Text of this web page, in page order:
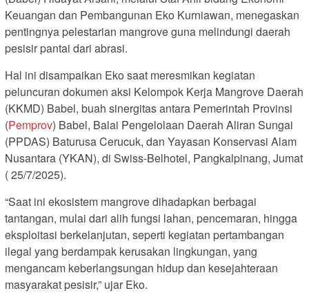
Keuangan dan Pembangunan Eko Kurniawan, menegaskan
pentingnya pelestarian mangrove guna melindungi daerah
pesisir pantai dari abrasi.
Hal ini disampaikan Eko saat meresmikan kegiatan
peluncuran dokumen aksi Kelompok Kerja Mangrove Daerah
(KKMD) Babel, buah sinergitas antara Pemerintah Provinsi
(Pemprov) Babel, Balai Pengelolaan Daerah Aliran Sungai
(PPDAS) Baturusa Cerucuk, dan Yayasan Konservasi Alam
Nusantara (YKAN), di Swiss-Belhotel, Pangkalpinang, Jumat
( 25/7/2025).
“Saat ini ekosistem mangrove dihadapkan berbagai
tantangan, mulai dari alih fungsi lahan, pencemaran, hingga
eksploitasi berkelanjutan, seperti kegiatan pertambangan
ilegal yang berdampak kerusakan lingkungan, yang
mengancam keberlangsungan hidup dan kesejahteraan
masyarakat pesisir,” ujar Eko.